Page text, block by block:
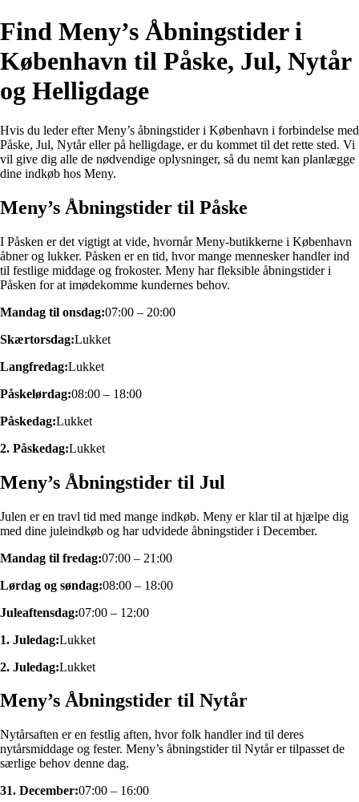
Find Meny’s Åbningstider i
København til Påske, Jul, Nytår
og Helligdage
Hvis du leder efter Meny’s åbningstider i København i forbindelse med
Påske, Jul, Nytår eller på helligdage, er du kommet til det rette sted. Vi
vil give dig alle de nødvendige oplysninger, så du nemt kan planlægge
dine indkøb hos Meny.
Meny’s Åbningstider til Påske
I Påsken er det vigtigt at vide, hvornår Meny-butikkerne i København
åbner og lukker. Påsken er en tid, hvor mange mennesker handler ind
til festlige middage og frokoster. Meny har fleksible åbningstider i
Påsken for at imødekomme kundernes behov.
Mandag til onsdag:07:00 – 20:00
Skærtorsdag:Lukket
Langfredag:Lukket
Påskelørdag:08:00 – 18:00
Påskedag:Lukket
2. Påskedag:Lukket
Meny’s Åbningstider til Jul
Julen er en travl tid med mange indkøb. Meny er klar til at hjælpe dig
med dine juleindkøb og har udvidede åbningstider i December.
Mandag til fredag:07:00 – 21:00
Lørdag og søndag:08:00 – 18:00
Juleaftensdag:07:00 – 12:00
1. Juledag:Lukket
2. Juledag:Lukket
Meny’s Åbningstider til Nytår
Nytårsaften er en festlig aften, hvor folk handler ind til deres
nytårsmiddage og fester. Meny’s åbningstider til Nytår er tilpasset de
særlige behov denne dag.
31. December:07:00 – 16:00